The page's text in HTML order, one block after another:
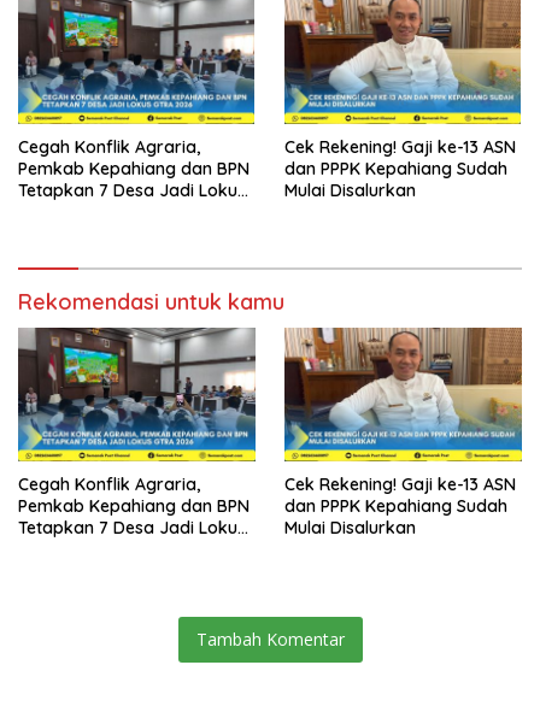
Cegah Konflik Agraria,
Pemkab Kepahiang dan BPN
Tetapkan 7 Desa Jadi Lokus
Cek Rekening! Gaji ke-13 ASN
dan PPPK Kepahiang Sudah
Mulai Disalurkan
Rekomendasi untuk kamu
Cegah Konflik Agraria,
Pemkab Kepahiang dan BPN
Tetapkan 7 Desa Jadi Lokus
Cek Rekening! Gaji ke-13 ASN
dan PPPK Kepahiang Sudah
Mulai Disalurkan
Tambah Komentar